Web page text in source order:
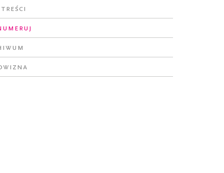
treści